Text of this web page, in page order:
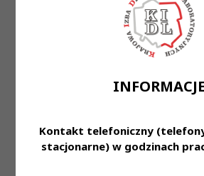
INFORMACJE
Kontakt telefoniczny
stacjonarne) w godzinach
personelu zatrudnionego
Obsługa systemu
Przygotowywanie,
kompletności dokumentacji
Dbałość o prawidłową
Księgowości, Kadr, HR)
Wymagania: